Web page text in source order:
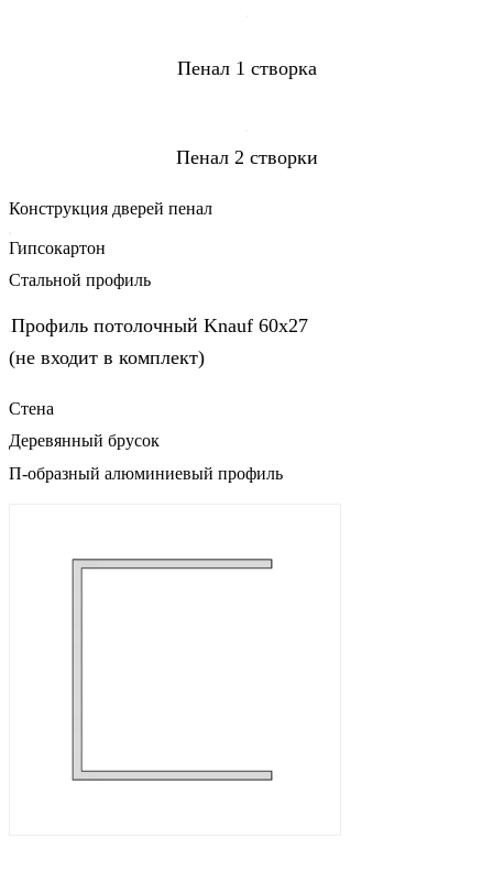
Пенал 1 створка
Пенал 2 створки
Конструкция дверей пенал
Гипсокартон
Стальной профиль
Профиль потолочный Knauf 60х27
(не входит в комплект)
Стена
Деревянный брусок
П-образный алюминиевый профиль